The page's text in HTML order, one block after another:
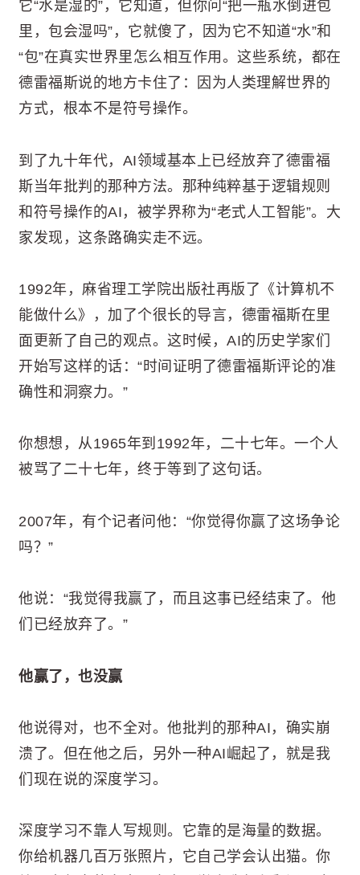
它“水是湿的”，它知道，但你问“把一瓶水倒进包
里，包会湿吗”，它就傻了，因为它不知道“水”和
“包”在真实世界里怎么相互作用。这些系统，都在
德雷福斯说的地方卡住了：因为人类理解世界的
方式，根本不是符号操作。
到了九十年代，AI领域基本上已经放弃了德雷福
斯当年批判的那种方法。那种纯粹基于逻辑规则
和符号操作的AI，被学界称为“老式人工智能”。大
家发现，这条路确实走不远。
1992年，麻省理工学院出版社再版了《计算机不
能做什么》，加了个很长的导言，德雷福斯在里
面更新了自己的观点。这时候，AI的历史学家们
开始写这样的话：“时间证明了德雷福斯评论的准
确性和洞察力。”
你想想，从1965年到1992年，二十七年。一个人
被骂了二十七年，终于等到了这句话。
2007年，有个记者问他：“你觉得你赢了这场争论
吗？”
他说：“我觉得我赢了，而且这事已经结束了。他
们已经放弃了。”
他赢了，也没赢
他说得对，也不全对。他批判的那种AI，确实崩
溃了。但在他之后，另外一种AI崛起了，就是我
们现在说的深度学习。
深度学习不靠人写规则。它靠的是海量的数据。
你给机器几百万张照片，它自己学会认出猫。你